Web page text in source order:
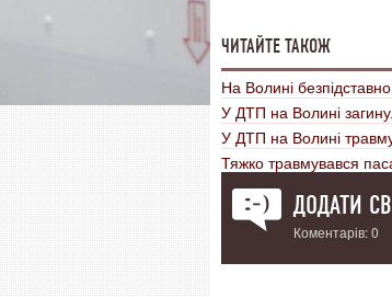
ЧИТАЙТЕ ТАКОЖ
На Волині
У ДТП на Волині
У ДТП на Волині
Тяжко травмувався
ДОДАТИ
Коментарів: 0